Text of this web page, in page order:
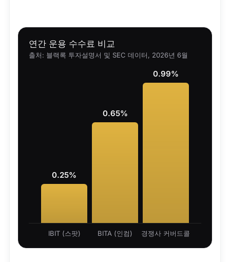
연간 운용 수수료 비교
출처: 블랙록 투자설명서 및 SEC 데이터, 2026년 6월
0.25%
0.65%
0.99%
IBIT (스팟) BITA (인컴) 경쟁사 커버드콜